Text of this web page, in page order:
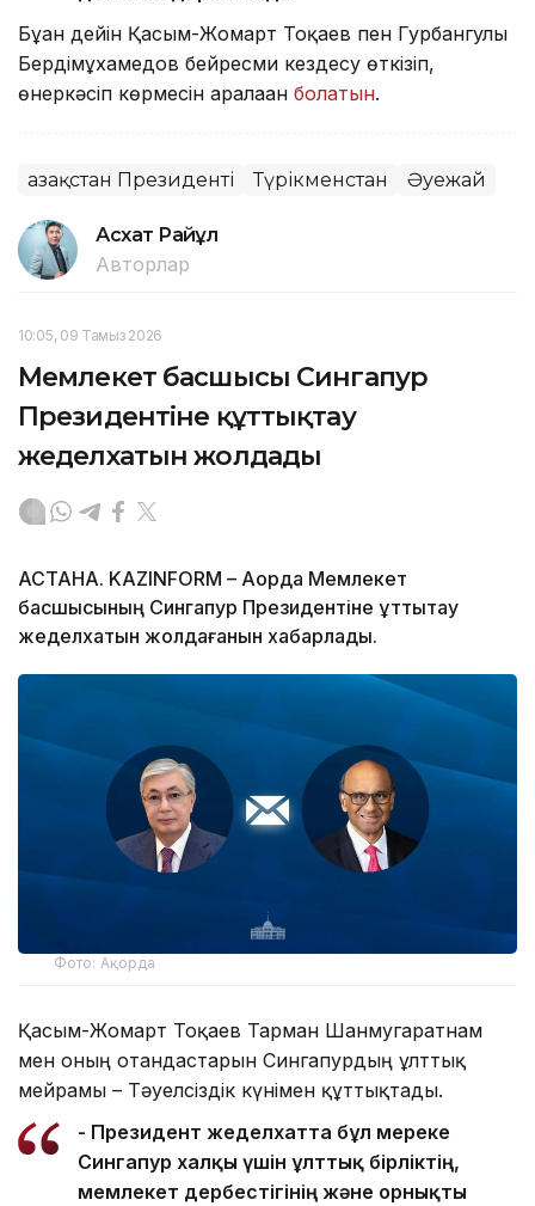
Бұған дейін Қасым-Жомарт Тоқаев пен Гурбангулы
Бердімұхамедов бейресми кездесу өткізіп,
өнеркәсіп көрмесін аралаған болатын.
Қазақстан Президенті Түрікменстан Әуежай
Асхат Райқұл
Авторлар
10:05, 09 Тамыз 2026
Мемлекет басшысы Сингапур
Президентіне құттықтау
жеделхатын жолдады
АСТАНА. KAZINFORM – Ақорда Мемлекет
басшысының Сингапур Президентіне құттықтау
жеделхатын жолдағанын хабарлады.
Фото: Ақорда
Қасым-Жомарт Тоқаев Тарман Шанмугаратнам
мен оның отандастарын Сингапурдың ұлттық
мейрамы – Тәуелсіздік күнімен құттықтады.
- Президент жеделхатта бұл мереке
Сингапур халқы үшін ұлттық бірліктің,
мемлекет дербестігінің және орнықты